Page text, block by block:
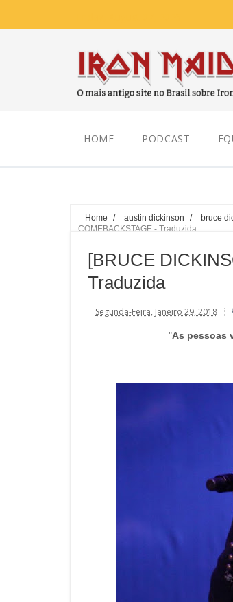
HOME PODCAST
Home / austin dickinson / bruce
COMEBACKSTAGE - Traduzida
[BRUCE
Traduzida
Segunda-Feira, Janeiro 29, 2018
"As pessoas